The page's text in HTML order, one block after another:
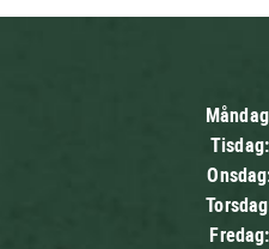
Fredag: